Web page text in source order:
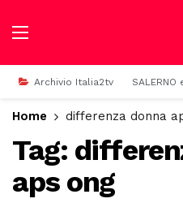
Archivio Italia2tv
Home differenza donna
Tag:
aps ong